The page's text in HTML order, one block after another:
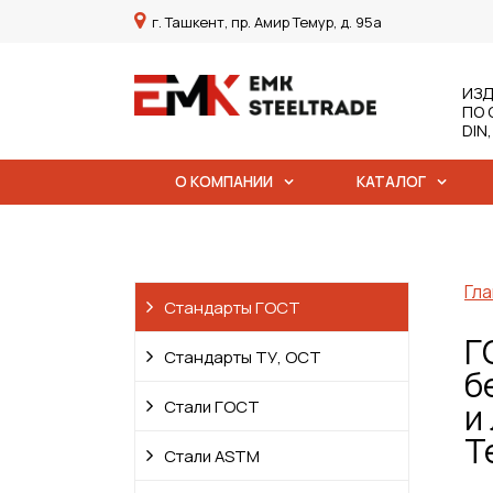
г. Ташкент, пр. Амир Темур, д. 95а
ПО
О КОМПАНИИ КАТАЛОГ
Стандарты ГОСТ
Стандарты ТУ, ОСТ
Стали ГОСТ
Стали ASTM